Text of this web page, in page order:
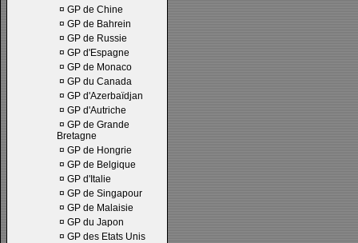
¤ GP de Chine
¤ GP de Bahrein
¤ GP de Russie
¤ GP d'Espagne
¤ GP de Monaco
¤ GP du Canada
¤ GP d'Azerbaïdjan
¤ GP d'Autriche
¤ GP de Grande
Bretagne
¤ GP de Hongrie
¤ GP de Belgique
¤ GP d'Italie
¤ GP de Singapour
¤ GP de Malaisie
¤ GP du Japon
¤ GP des Etats Unis